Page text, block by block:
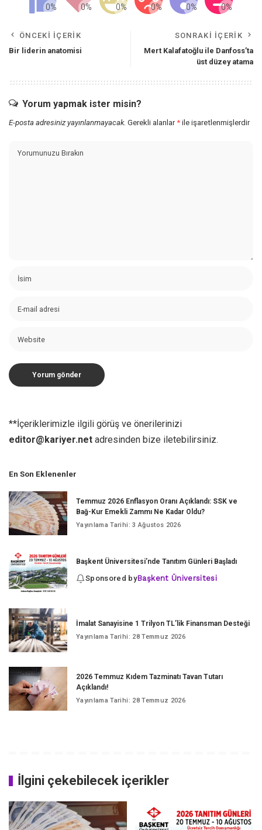
ÖNCEKI İÇERIK
Bir liderin anatomisi
SONRAKI İÇERIK
Mert Kalafatoğlu ile Danfoss’ta
üst düzey atama
Yorum yapmak ister misin?
E-posta adresiniz yayınlanmayacak. Gerekli alanlar* ile işaretlenmişlerdir
**İçeriklerimizle ilgili görüş ve önerilerinizi
editor@kariyer.net adresinden bize iletebilirsiniz.
En Son Eklenenler
Temmuz 2026 Enflasyon Oranı Açıklandı: SSK ve
Bağ-Kur Emekli Zammı Ne Kadar Oldu?
Yayınlama Tarihi: 3 Ağustos 2026
Başkent Üniversitesi’nde Tanıtım Günleri Başladı
Sponsored byBaşkent Üniversitesi
İmalat Sanayisine 1 Trilyon TL’lik Finansman Desteği
Yayınlama Tarihi: 28 Temmuz 2026
2026 Temmuz Kıdem Tazminatı Tavan Tutarı
Açıklandı!
Yayınlama Tarihi: 28 Temmuz 2026
İlgini çekebilecek içerikler